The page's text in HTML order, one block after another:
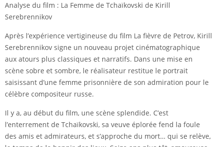
Analyse du film : La Femme de Tchaïkovski de Kirill
Serebrennikov
Après l’expérience vertigineuse du film La fièvre de Petrov, Kirill
Serebrennikov signe un nouveau projet cinématographique
aux atours plus classiques et narratifs. Dans une mise en
scène sobre et sombre, le réalisateur restitue le portrait
saisissant d’une femme prisonnière de son admiration pour le
célèbre compositeur russe.
Il y a, au début du film, une scène splendide. C’est
l’enterrement de Tchaïkovski, sa veuve éplorée fend la foule
des amis et admirateurs, et s’approche du mort… qui se relève,